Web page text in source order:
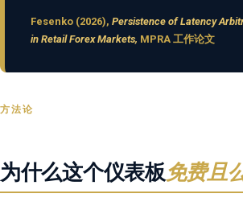
Fesenko (2026), Persistence of Latency
in Retail Forex Markets, MPRA 工作论文
方法论
为什么这个仪表板免费且